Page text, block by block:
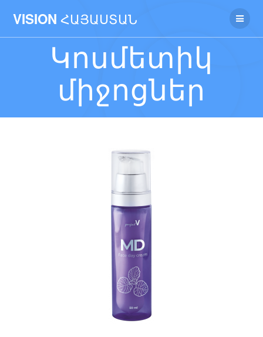
VISION ՀԱՅԱՍՏԱՆ
Կոսմետիկ
միջոցներ